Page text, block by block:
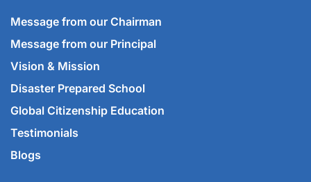
Message from our Chairman
Message from our Principal
Vision & Mission
Disaster Prepared School
Global Citizenship Education
Testimonials
Blogs